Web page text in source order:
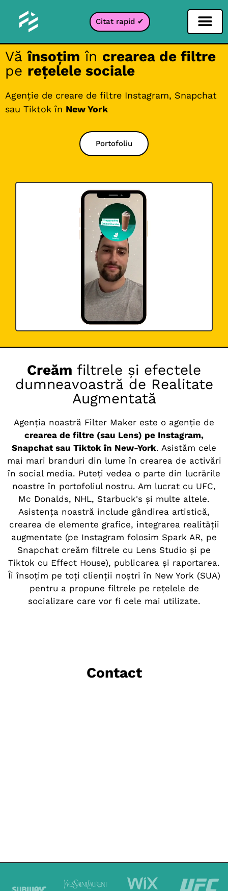
Citat rapid ✔
Văînsoțim în crearea de filtre
pe rețelele sociale
Agenție de creare de filtre Instagram, Snapchat
sau Tiktok în New York
Portofoliu
Creăm filtrele și efectele
dumneavoastră de Realitate
Augmentată
Agenția noastră Filter Maker este o agenție de
crearea de filtre (sau Lens) pe Instagram,
Snapchat sau Tiktok în New-York. Asistăm cele
mai mari branduri din lume în crearea de activări
în social media. Puteți vedea o parte din lucrările
noastre în portofoliul nostru. Am lucrat cu UFC,
Mc Donalds, NHL, Starbuck's și multe altele.
Asistența noastră include gândirea artistică,
crearea de elemente grafice, integrarea realității
augmentate (pe Instagram folosim Spark AR, pe
Snapchat creăm filtrele cu Lens Studio și pe
Tiktok cu Effect House), publicarea și raportarea.
Îi însoțim pe toți clienții noștri în New York (SUA)
pentru a propune filtrele pe rețelele de
socializare care vor fi cele mai utilizate.
Contact